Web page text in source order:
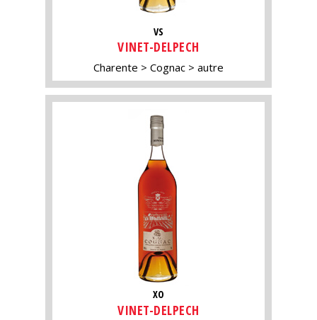
VS
VINET-DELPECH
Charente Cognac autre
XO
VINET-DELPECH